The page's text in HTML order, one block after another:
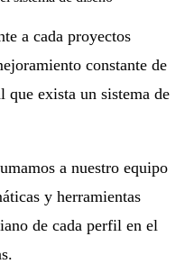
a cada proyectos
constante de
que exista un sistema de
a nuestro equipo
y herramientas
de cada perfil en el